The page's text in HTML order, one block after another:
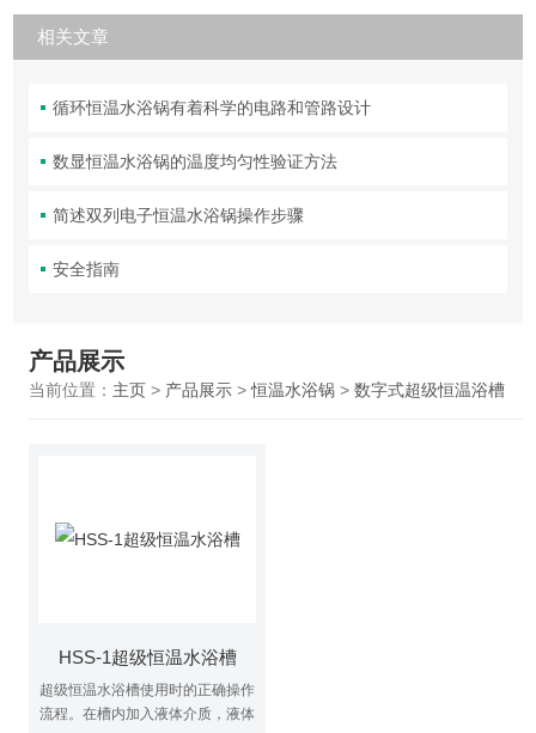
相关文章
循环恒温水浴锅有着科学的电路和管路设计
数显恒温水浴锅的温度均匀性验证方法
简述双列电子恒温水浴锅操作步骤
安全指南
产品展示
当前位置： 主页> 产品展示>恒温水浴锅> 数字式超级恒温浴槽
HSS-1超级恒温水浴槽
超级恒温水浴槽使用时的正确操作
流程。在槽内加入液体介质，液体